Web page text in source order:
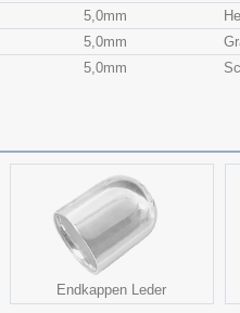
5,0mm
5,0mm
5,0mm
Endkappen Leder